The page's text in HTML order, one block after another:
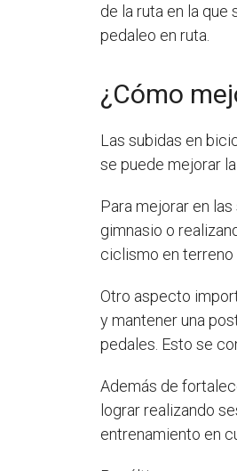
de la ruta en la
pedaleo en ruta.
¿Cómo
Las subidas en
se puede mejorar
Para mejorar en
gimnasio o
ciclismo en terreno
Otro aspecto
y mantener una
pedales. Esto se
Además de
lograr realizando
entrenamiento en